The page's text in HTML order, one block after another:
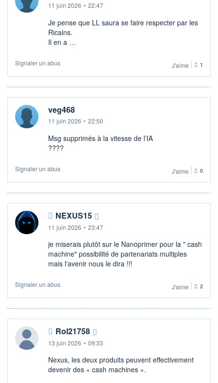
11 juin 2026 • 22:47
Je pense que LL saura se faire respecter par les
Ricains.
Il en a …
Signaler un abus J'aime 1
veg468
11 juin 2026 • 22:50
Msg supprimés à la vitesse de l’IA
????
Signaler un abus J'aime 0
NEXUS15
11 juin 2026 • 23:47
je miserais plutôt sur le Nanoprimer pour la " cash
machine" possibilité de partenariats multiples
mais l'avenir nous le dira !!!
Signaler un abus J'aime 2
Rol21758
13 juin 2026 • 09:33
Nexus, les deux produits peuvent effectivement
devenir des « cash machines ».